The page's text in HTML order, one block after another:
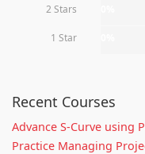
2 Stars
1 Star
Recent Courses
Advance S-Curve using
Practice Managing